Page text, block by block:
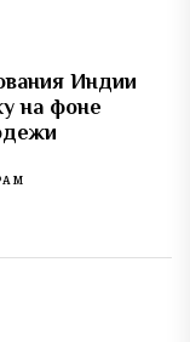
Индии
на фоне